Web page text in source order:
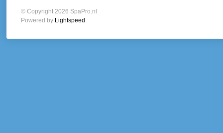
© Copyright 2026 SpaPro.nl
Powered by Lightspeed